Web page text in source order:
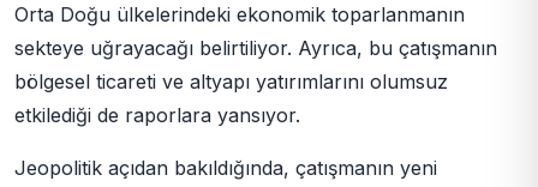
Orta Doğu ülkelerindeki ekonomik toparlanmanın
sekteye uğrayacağı belirtiliyor. Ayrıca, bu çatışmanın
bölgesel ticareti ve altyapı yatırımlarını olumsuz
etkilediği de raporlara yansıyor.
Jeopolitik açıdan bakıldığında, çatışmanın yeni